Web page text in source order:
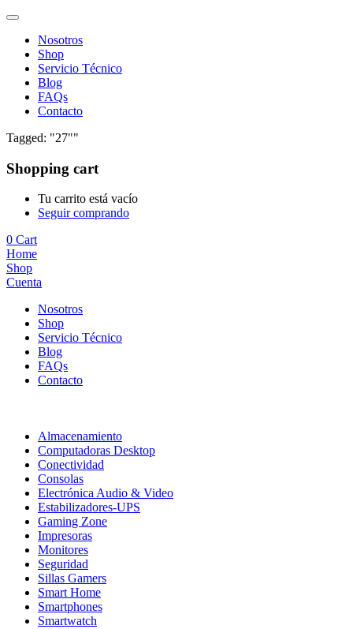
Nosotros
Shop
Servicio Técnico
Blog
FAQs
Contacto
Tagged: "27""
Shopping cart
Tu carrito está vacío
Seguir comprando
0 Cart
Home
Shop
Cuenta
Nosotros
Shop
Servicio Técnico
Blog
FAQs
Contacto
Almacenamiento
Computadoras Desktop
Conectividad
Consolas
Electrónica Audio & Video
Estabilizadores-UPS
Gaming Zone
Impresoras
Monitores
Seguridad
Sillas Gamers
Smart Home
Smartphones
Smartwatch